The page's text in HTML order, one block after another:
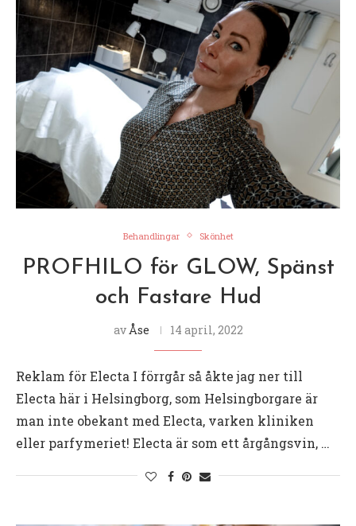
Behandlingar Skönhet
PROFHILO för GLOW, Spänst
och Fastare Hud
av Åse 14 april, 2022
Reklam för Electa I förrgår så åkte jag ner till
Electa här i Helsingborg, som Helsingborgare är
man inte obekant med Electa, varken kliniken
eller parfymeriet! Electa är som ett årgångsvin, …